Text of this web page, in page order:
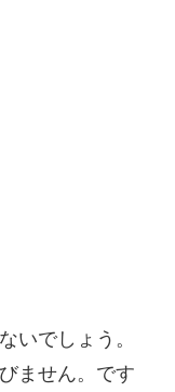
いでしょう。
ません。です